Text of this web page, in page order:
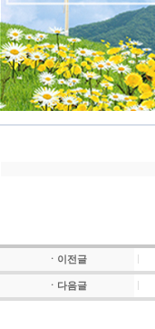
ㆍ이전글
ㆍ다음글